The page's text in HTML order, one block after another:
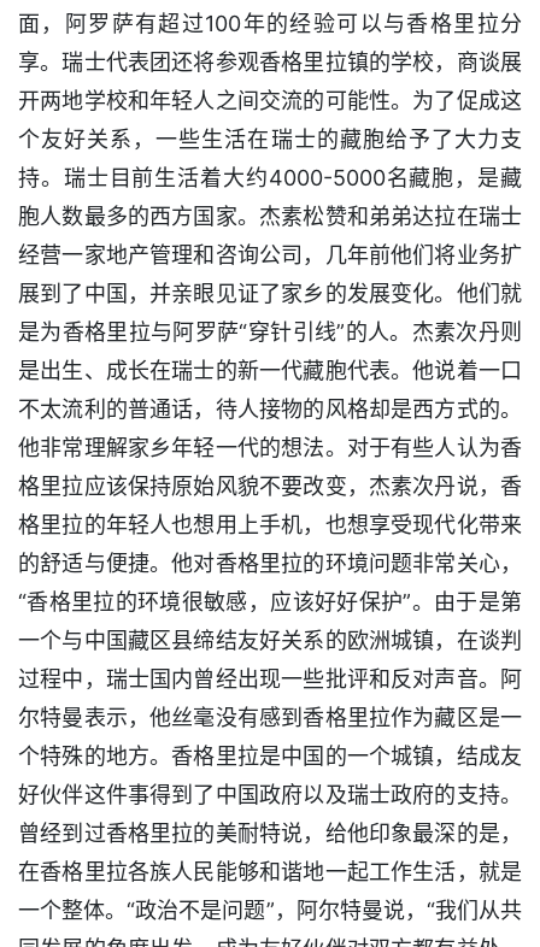
面，阿罗萨有超过100年的经验可以与香格里拉分
享。瑞士代表团还将参观香格里拉镇的学校，商谈展
开两地学校和年轻人之间交流的可能性。为了促成这
个友好关系，一些生活在瑞士的藏胞给予了大力支
持。瑞士目前生活着大约4000-5000名藏胞，是藏
胞人数最多的西方国家。杰素松赞和弟弟达拉在瑞士
经营一家地产管理和咨询公司，几年前他们将业务扩
展到了中国，并亲眼见证了家乡的发展变化。他们就
是为香格里拉与阿罗萨“穿针引线”的人。杰素次丹则
是出生、成长在瑞士的新一代藏胞代表。他说着一口
不太流利的普通话，待人接物的风格却是西方式的。
他非常理解家乡年轻一代的想法。对于有些人认为香
格里拉应该保持原始风貌不要改变，杰素次丹说，香
格里拉的年轻人也想用上手机，也想享受现代化带来
的舒适与便捷。他对香格里拉的环境问题非常关心，
“香格里拉的环境很敏感，应该好好保护”。由于是第
一个与中国藏区县缔结友好关系的欧洲城镇，在谈判
过程中，瑞士国内曾经出现一些批评和反对声音。阿
尔特曼表示，他丝毫没有感到香格里拉作为藏区是一
个特殊的地方。香格里拉是中国的一个城镇，结成友
好伙伴这件事得到了中国政府以及瑞士政府的支持。
曾经到过香格里拉的美耐特说，给他印象最深的是，
在香格里拉各族人民能够和谐地一起工作生活，就是
一个整体。“政治不是问题”，阿尔特曼说，“我们从共